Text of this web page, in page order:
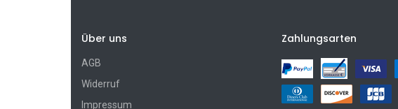
Über uns
AGB
Widerruf
Impressum
Zahlungsarten